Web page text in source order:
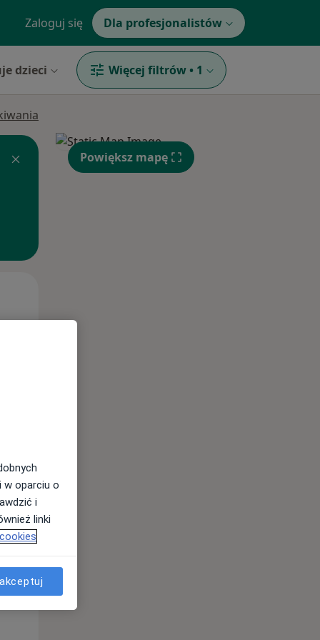
Zaloguj się Dla profesjonalistów
dzieci Więcej filtrów • 1
Śr,
12 Sie
Powiększ mapę
w oparciu o
i
linki